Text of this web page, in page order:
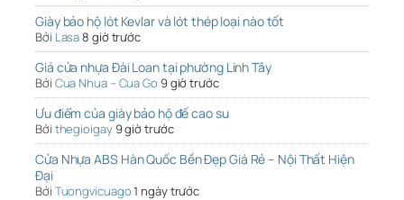
Giày bảo hộ lót Kevlar và lót thép loại nào tốt
Bởi Lasa8 giờ trước
Giá cửa nhựa Đài Loan tại phường Linh Tây
Bởi Cua Nhua – Cua Go 9 giờ trước
Ưu điểm của giày bảo hộ đế cao su
Bởi thegioigay9 giờ trước
Cửa Nhựa ABS Hàn Quốc Bền Đẹp Giá Rẻ – Nội Thất Hiện
Đại
Bởi Tuongvicuago1 ngày trước